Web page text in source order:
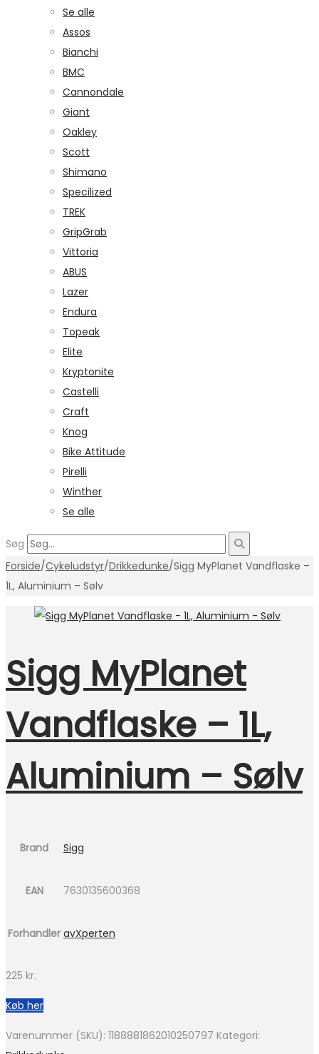
Se alle
Assos
Bianchi
BMC
Cannondale
Giant
Oakley
Scott
Shimano
Specilized
TREK
GripGrab
Vittoria
ABUS
Lazer
Endura
Topeak
Elite
Kryptonite
Castelli
Craft
Knog
Bike Attitude
Pirelli
Winther
Se alle
Søg
Forside/Cykeludstyr/Drikkedunke/Sigg MyPlanet Vandflaske –
1L, Aluminium – Sølv
Sigg MyPlanet
Vandflaske – 1L,
Aluminium – Sølv
Brand Sigg
EAN 7630135600368
Forhandler avXperten
225 kr.
Køb her
Varenummer (SKU): 1188881862010250797 Kategori: